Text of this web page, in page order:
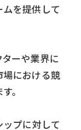
を提供して
ーや業界に
における競
。
プに対して